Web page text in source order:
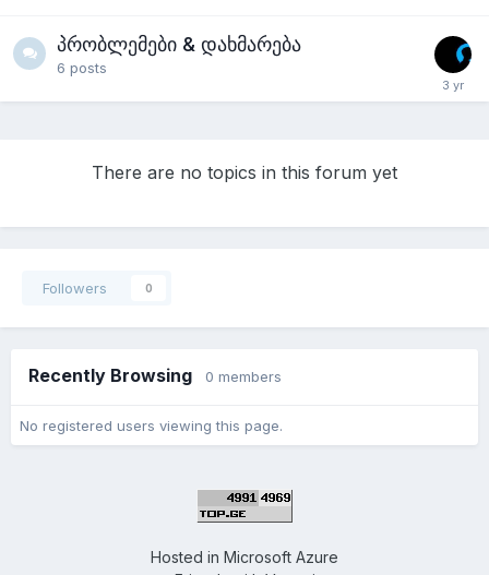
პრობლემები & დახმარება
6 posts
There are no topics in this forum yet
Followers 0
Recently Browsing 0 members
No registered users viewing this page.
Hosted in Microsoft Azure